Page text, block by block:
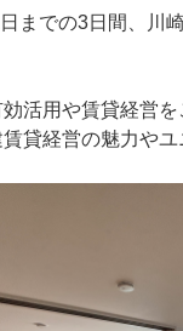
までの3日間、川
活用や賃貸経営
貸経営の魅力や